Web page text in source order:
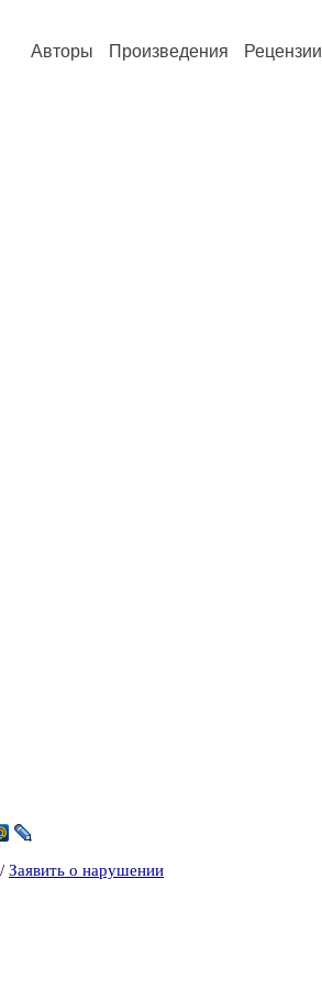
Авторы Произведения Рецензии
/ Заявить о нарушении